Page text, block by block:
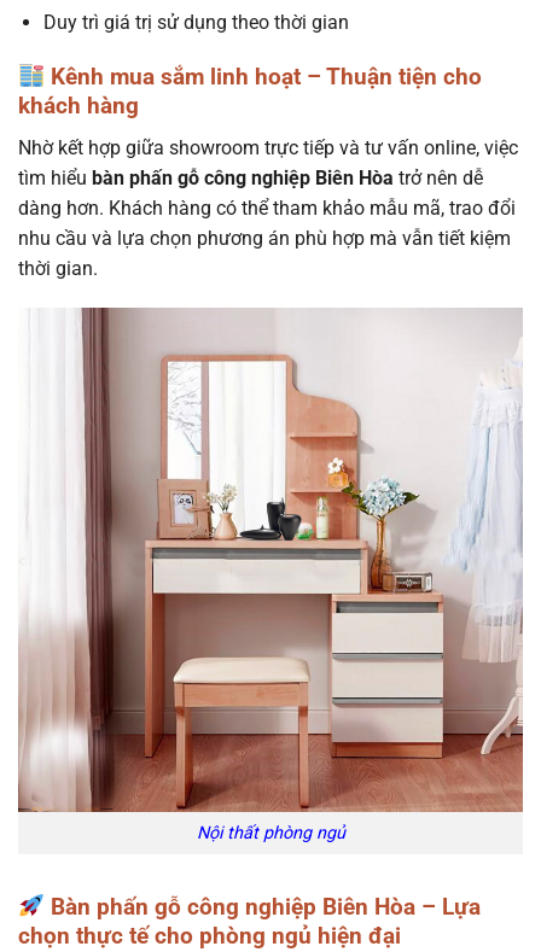
Duy trì giá trị sử dụng theo thời gian
Kênh mua sắm linh hoạt – Thuận tiện cho
khách hàng
Nhờ kết hợp giữa showroom trực tiếp và tư vấn online, việc
tìm hiểu bàn phấn gỗ công nghiệp Biên Hòa trở nên dễ
dàng hơn. Khách hàng có thể tham khảo mẫu mã, trao đổi
nhu cầu và lựa chọn phương án phù hợp mà vẫn tiết kiệm
thời gian.
Nội thất phòng ngủ
Bàn phấn gỗ công nghiệp Biên Hòa – Lựa
chọn thực tế cho phòng ngủ hiện đại